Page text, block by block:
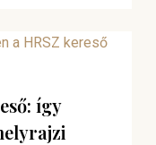
így